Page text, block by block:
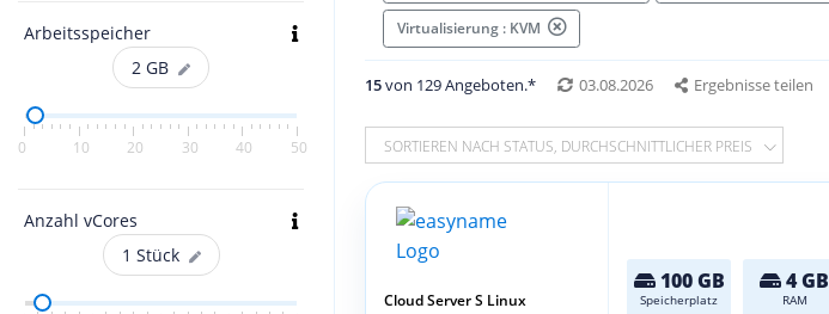
Arbeitsspeicher
2 GB
0 10 20 30 40 50
Anzahl vCores
1 Stück
Virtualisierung : KVM
15von 129 Angeboten.* 03.08.2026 Ergebnisse teilen
SORTIEREN NACH STATUS, DURCHSCHNITTLICHER PREIS
100 GB
Speicherplatz
4 GB
RAM
Cloud Server S Linux